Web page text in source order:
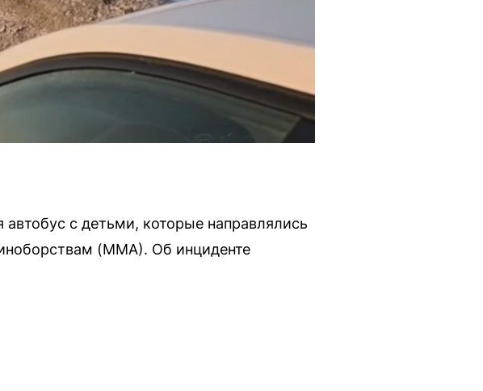
с детьми, которые направлялись
(ММА). Об инциденте